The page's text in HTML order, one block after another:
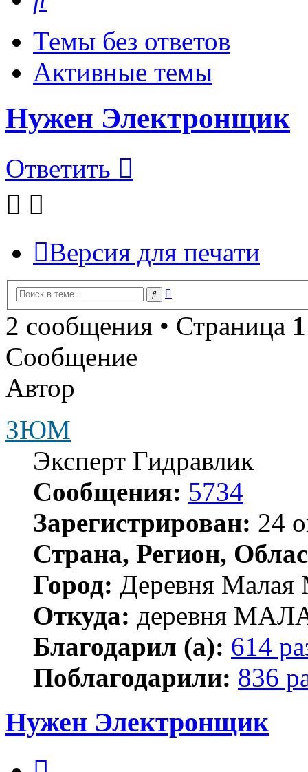
Темы без ответов
Активные темы
Нужен Электронщик
Ответить
Версия для печати
Поиск
2 сообщения • Страница 1
Сообщение
Автор
ЗЮМ
Эксперт Гидравлик
Сообщения: 5734
Зарегистрирован: 24
Страна, Регион,
Город: Деревня Малая
Откуда: деревня
Благодарил (а): 614
Поблагодарили: 836
Нужен Электронщик